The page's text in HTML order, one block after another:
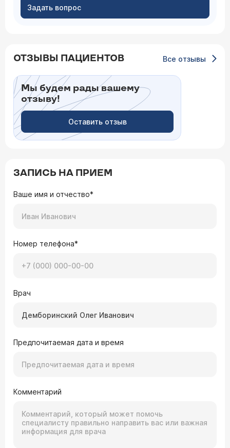
Задать вопрос
ОТЗЫВЫ ПАЦИЕНТОВ Все отзывы
Мы будем рады вашему
отзыву!
Оставить отзыв
ЗАПИСЬ НА ПРИЕМ
Ваше имя и отчество*
Номер телефона*
Врач
Предпочитаемая дата и время
Комментарий